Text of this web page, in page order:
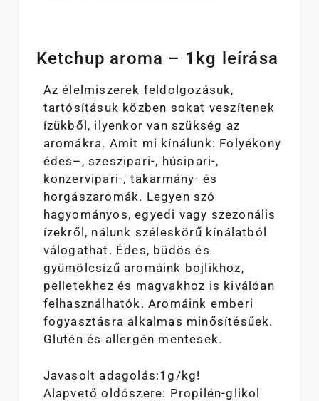
Ketchup aroma – 1kg leírása
Az élelmiszerek feldolgozásuk,
tartósításuk közben sokat veszítenek
ízükből, ilyenkor van szükség az
aromákra. Amit mi kínálunk: Folyékony
édes–, szeszipari-, húsipari-,
konzervipari-, takarmány- és
horgászaromák. Legyen szó
hagyományos, egyedi vagy szezonális
ízekről, nálunk széleskörű kínálatból
válogathat. Édes, büdös és
gyümölcsízű aromáink bojlikhoz,
pelletekhez és magvakhoz is kiválóan
felhasználhatók. Aromáink emberi
fogyasztásra alkalmas minősítésűek.
Glutén és allergén mentesek.
Javasolt adagolás:1g/kg!
Alapvető oldószere: Propilén-glikol